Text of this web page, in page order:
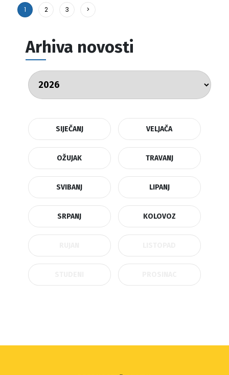
1 2 3 >
Arhiva novosti
SIJEČANJ VELJAČA
OŽUJAK TRAVANJ
SVIBANJ LIPANJ
SRPANJ KOLOVOZ